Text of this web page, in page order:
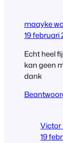
maayke
19 februari
Echt heel
kan geen
dank
Victor
19